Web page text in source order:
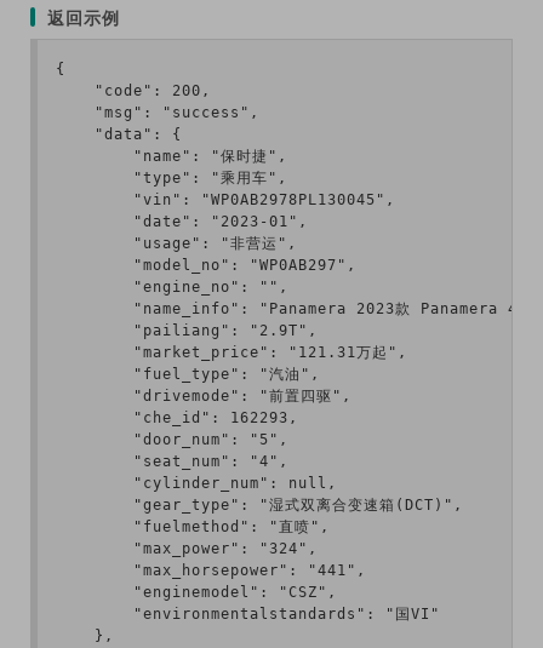
返回示例
{
    "code": 200,
    "msg": "success",
    "data": {
        "name": "保时捷",
        "type": "乘用车",
        "vin": "WP0AB2978PL130045",
        "date": "2023-01",
        "usage": "非营运",
        "model_no": "WP0AB297",
        "engine_no": "",
"name_info": "Panamera 2023款 Panamera 4S
        "pailiang": "2.9T",
        "market_price": "121.31万起",
        "fuel_type": "汽油",
        "drivemode": "前置四驱",
        "che_id": 162293,
        "door_num": "5",
        "seat_num": "4",
        "cylinder_num": null,
        "gear_type": "湿式双离合变速箱(DCT)",
        "fuelmethod": "直喷",
        "max_power": "324",
        "max_horsepower": "441",
        "enginemodel": "CSZ",
        "environmentalstandards": "国VI"
    },